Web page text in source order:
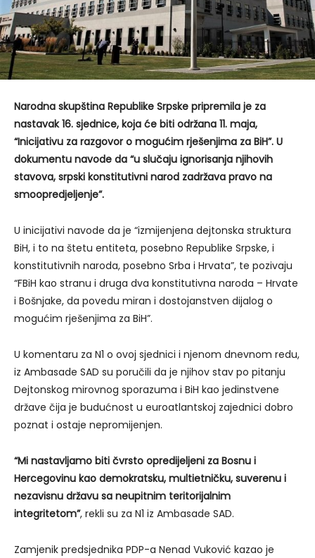
Narodna skupština Republike Srpske pripremila je za
nastavak 16. sjednice, koja će biti održana 11. maja,
“Inicijativu za razgovor o mogućim rješenjima za BiH”. U
dokumentu navode da “u slučaju ignorisanja njihovih
stavova, srpski konstitutivni narod zadržava pravo na
smoopredjeljenje”.
U inicijativi navode da je “izmijenjena dejtonska struktura
BiH, i to na štetu entiteta, posebno Republike Srpske, i
konstitutivnih naroda, posebno Srba i Hrvata”, te pozivaju
“FBiH kao stranu i druga dva konstitutivna naroda – Hrvate
i Bošnjake, da povedu miran i dostojanstven dijalog o
mogućim rješenjima za BiH”.
U komentaru za N1 o ovoj sjednici i njenom dnevnom redu,
iz Ambasade SAD su poručili da je njihov stav po pitanju
Dejtonskog mirovnog sporazuma i BiH kao jedinstvene
države čija je budućnost u euroatlantskoj zajednici dobro
poznat i ostaje nepromijenjen.
“Mi nastavljamo biti čvrsto opredijeljeni za Bosnu i
Hercegovinu kao demokratsku, multietničku, suverenu i
nezavisnu državu sa neupitnim teritorijalnim
integritetom”, rekli su za N1 iz Ambasade SAD.
Zamjenik predsjednika PDP-a Nenad Vuković kazao je